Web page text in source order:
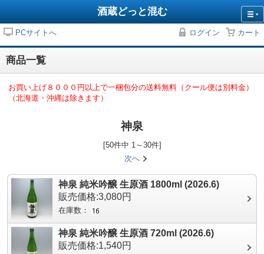
酒蔵どっと混む
PCサイトへ ログイン カート
商品一覧
お買い上げ８０００円以上で一梱包分の送料無料（クール便は別料金）
（北海道・沖縄は除きます）
神泉
[50件中 1～30件]
次へ
神泉 純米吟醸 生原酒 1800ml (2026.6)
販売価格:3,080円
在庫数：
神泉 純米吟醸 生原酒 720ml (2026.6)
販売価格:1,540円